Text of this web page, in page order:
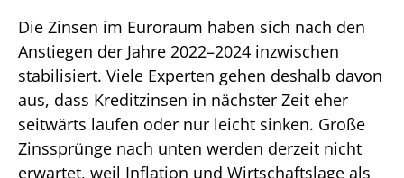
Die Zinsen im Euroraum haben sich nach den
Anstiegen der Jahre 2022–2024 inzwischen
stabilisiert. Viele Experten gehen deshalb davon
aus, dass Kreditzinsen in nächster Zeit eher
seitwärts laufen oder nur leicht sinken. Große
Zinssprünge nach unten werden derzeit nicht
erwartet, weil Inflation und Wirtschaftslage als